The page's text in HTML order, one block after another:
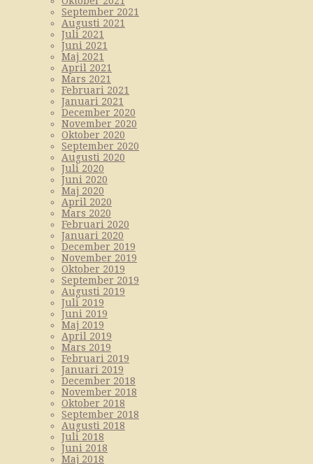
September 2021
Augusti 2021
Juli 2021
Juni 2021
Maj 2021
April 2021
Mars 2021
Februari 2021
Januari 2021
December 2020
November 2020
Oktober 2020
September 2020
Augusti 2020
Juli 2020
Juni 2020
Maj 2020
April 2020
Mars 2020
Februari 2020
Januari 2020
December 2019
November 2019
Oktober 2019
September 2019
Augusti 2019
Juli 2019
Juni 2019
Maj 2019
April 2019
Mars 2019
Februari 2019
Januari 2019
December 2018
November 2018
Oktober 2018
September 2018
Augusti 2018
Juli 2018
Juni 2018
Maj 2018